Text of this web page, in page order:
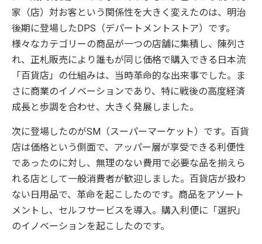
家（店）対お客という関係性を大きく変えたのは、明治
後期に登場したDPS（デパートメントストア）です。
様々なカテゴリーの商品が一つの店舗に集積し、陳列さ
れ、正札販売により誰もが同じ価格で購入できる日本流
「百貨店」の仕組みは、当時革命的な出来事でした。ま
さに商業のイノベーションであり、特に戦後の高度経済
成長と歩調を合わせ、大きく発展しました。
次に登場したのがSM（スーパーマーケット）です。百貨
店は価格という側面で、アッパー層が享受できる利便性
であったのに対し、無理のない費用で必要な品を揃えら
れる店として一般消費者が歓迎しました。百貨店が扱わ
ない日用品で、革命を起こしたのです。商品をアソート
メントし、セルフサービスを導入。購入利便に「選択」
のイノベーションを起こしたのです。